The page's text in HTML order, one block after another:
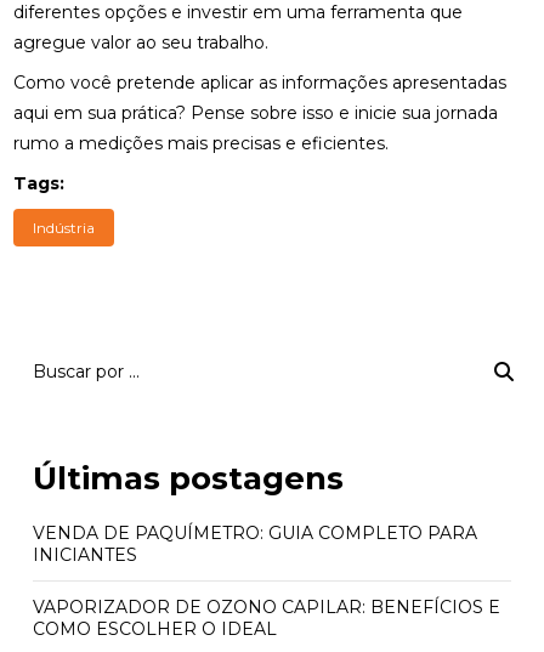
diferentes opções e investir em uma ferramenta que
agregue valor ao seu trabalho.
Como você pretende aplicar as informações apresentadas
aqui em sua prática? Pense sobre isso e inicie sua jornada
rumo a medições mais precisas e eficientes.
Tags:
Indústria
Últimas postagens
VENDA DE PAQUÍMETRO: GUIA COMPLETO PARA
INICIANTES
VAPORIZADOR DE OZONO CAPILAR: BENEFÍCIOS E
COMO ESCOLHER O IDEAL